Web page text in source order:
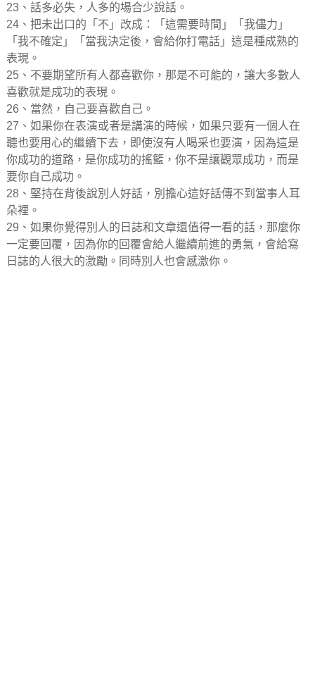
23、話多必失，人多的場合少說話。
24、把未出口的「不」改成：「這需要時間」「我儘力」
「我不確定」「當我決定後，會給你打電話」這是種成熟的
表現。
25、不要期望所有人都喜歡你，那是不可能的，讓大多數人
喜歡就是成功的表現。
26、當然，自己要喜歡自己。
27、如果你在表演或者是講演的時候，如果只要有一個人在
聽也要用心的繼續下去，即使沒有人喝采也要演，因為這是
你成功的道路，是你成功的搖籃，你不是讓觀眾成功，而是
要你自己成功。
28、堅持在背後說別人好話，別擔心這好話傳不到當事人耳
朵裡。
29、如果你覺得別人的日誌和文章還值得一看的話，那麼你
一定要回覆，因為你的回覆會給人繼續前進的勇氣，會給寫
日誌的人很大的激勵。同時別人也會感激你。